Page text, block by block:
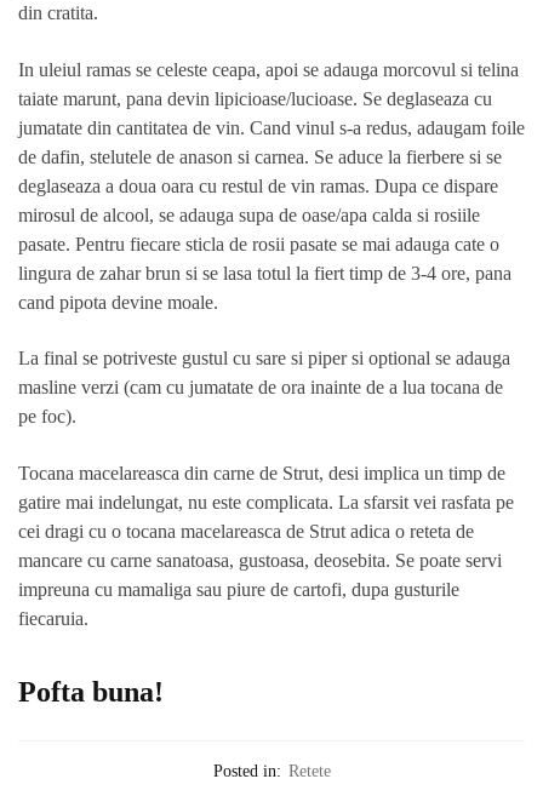
din cratita.
In uleiul ramas se celeste ceapa, apoi se adauga morcovul si telina
taiate marunt, pana devin lipicioase/lucioase. Se deglaseaza cu
jumatate din cantitatea de vin. Cand vinul s-a redus, adaugam foile
de dafin, stelutele de anason si carnea. Se aduce la fierbere si se
deglaseaza a doua oara cu restul de vin ramas. Dupa ce dispare
mirosul de alcool, se adauga supa de oase/apa calda si rosiile
pasate. Pentru fiecare sticla de rosii pasate se mai adauga cate o
lingura de zahar brun si se lasa totul la fiert timp de 3-4 ore, pana
cand pipota devine moale.
La final se potriveste gustul cu sare si piper si optional se adauga
masline verzi (cam cu jumatate de ora inainte de a lua tocana de
pe foc).
Tocana macelareasca din carne de Strut, desi implica un timp de
gatire mai indelungat, nu este complicata. La sfarsit vei rasfata pe
cei dragi cu o tocana macelareasca de Strut adica o reteta de
mancare cu carne sanatoasa, gustoasa, deosebita. Se poate servi
impreuna cu mamaliga sau piure de cartofi, dupa gusturile
fiecaruia.
Pofta buna!
Posted in: Retete